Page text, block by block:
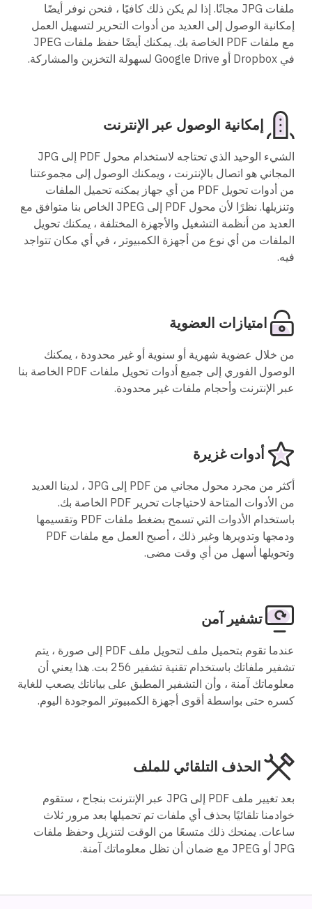
ملفات JPG مجانًا. إذا لم يكن ذلك كافيًا ، فنحن نوفر أيضًا
إمكانية الوصول إلى العديد من أدوات التحرير لتسهيل العمل
مع ملفات PDF الخاصة بك. يمكنك أيضًا حفظ ملفات JPEG
في Dropbox أو Google Drive لسهولة التخزين والمشاركة.
إمكانية الوصول عبر الإنترنت
الشيء الوحيد الذي تحتاجه لاستخدام محول PDF إلى JPG
المجاني هو اتصال بالإنترنت ، ويمكنك الوصول إلى مجموعتنا
من أدوات تحويل PDF من أي جهاز يمكنه تحميل الملفات
وتنزيلها. نظرًا لأن محول PDF إلى JPEG الخاص بنا متوافق مع
العديد من أنظمة التشغيل والأجهزة المختلفة ، يمكنك تحويل
الملفات من أي نوع من أجهزة الكمبيوتر ، في أي مكان تتواجد
فيه.
امتيازات العضوية
من خلال عضوية شهرية أو سنوية أو غير محدودة ، يمكنك
الوصول الفوري إلى جميع أدوات تحويل ملفات PDF الخاصة بنا
عبر الإنترنت وأحجام ملفات غير محدودة.
أدوات غزيرة
أكثر من مجرد محول مجاني من PDF إلى JPG ، لدينا العديد
من الأدوات المتاحة لاحتياجات تحرير PDF الخاصة بك.
باستخدام الأدوات التي تسمح بضغط ملفات PDF وتقسيمها
ودمجها وتدويرها وغير ذلك ، أصبح العمل مع ملفات PDF
وتحويلها أسهل من أي وقت مضى.
تشفير آمن
عندما تقوم بتحميل ملف لتحويل ملف PDF إلى صورة ، يتم
تشفير ملفاتك باستخدام تقنية تشفير 256 بت. هذا يعني أن
معلوماتك آمنة ، وأن التشفير المطبق على بياناتك يصعب للغاية
كسره حتى بواسطة أقوى أجهزة الكمبيوتر الموجودة اليوم.
الحذف التلقائي للملف
بعد تغيير ملف PDF إلى JPG عبر الإنترنت بنجاح ، ستقوم
خوادمنا تلقائيًا بحذف أي ملفات تم تحميلها بعد مرور ثلاث
ساعات. يمنحك ذلك متسعًا من الوقت لتنزيل وحفظ ملفات
JPG أو JPEG مع ضمان أن تظل معلوماتك آمنة.